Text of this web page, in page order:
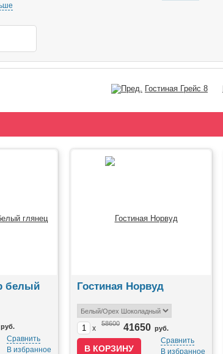
Гостиная Грейс 8
белый
руб.
Сравнить
В избранное
Гостиная Норвуд
x
58600 41650 руб.
Сравнить
В избранное